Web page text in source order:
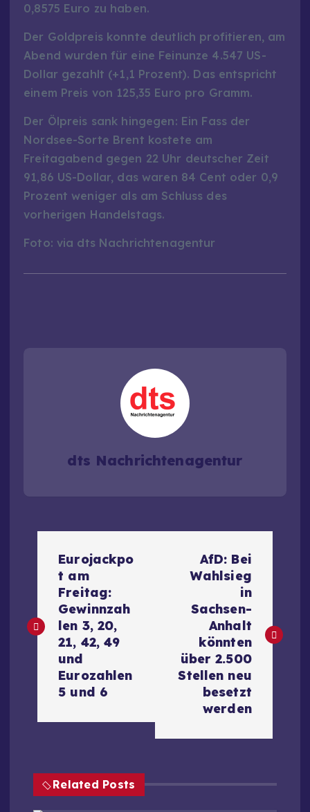
0,8575 Euro zu haben.
Der Goldpreis konnte deutlich profitieren, am
Abend wurden für eine Feinunze 4.547 US-
Dollar gezahlt (+1,1 Prozent). Das entspricht
einem Preis von 125,35 Euro pro Gramm.
Der Ölpreis sank hingegen: Ein Fass der
Nordsee-Sorte Brent kostete am
Freitagabend gegen 22 Uhr deutscher Zeit
91,86 US-Dollar, das waren 84 Cent oder 0,9
Prozent weniger als am Schluss des
vorherigen Handelstags.
Foto: via dts Nachrichtenagentur
dts Nachrichtenagentur
i
a
s
Eurojackpo
t am
Freitag:
Gewinnzah
len 3, 20,
21, 42, 49
und
Eurozahlen
5 und 6
AfD: Bei
Wahlsieg
in
Sachsen-
Anhalt
könnten
über 2.500
Stellen neu
besetzt
werden
Related Posts